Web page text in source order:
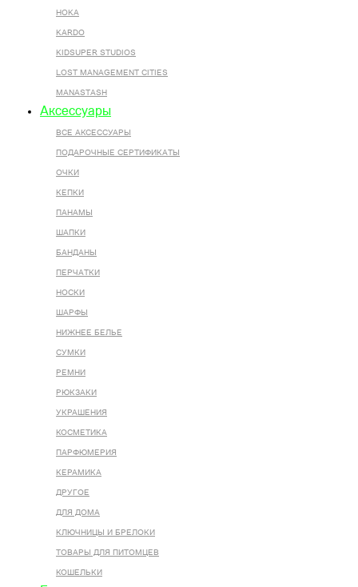
HOKA
KARDO
KIDSUPER STUDIOS
LOST MANAGEMENT CITIES
MANASTASH
Аксессуары
ВСЕ AКСЕССУАРЫ
ПОДАРОЧНЫЕ СЕРТИФИКАТЫ
ОЧКИ
КЕПКИ
ПАНАМЫ
ШАПКИ
БАНДАНЫ
ПЕРЧАТКИ
НОСКИ
ШАРФЫ
НИЖНЕЕ БЕЛЬЕ
СУМКИ
РЕМНИ
РЮКЗАКИ
УКРАШЕНИЯ
КОСМЕТИКА
ПАРФЮМЕРИЯ
КЕРАМИКА
ДРУГОЕ
ДЛЯ ДОМА
КЛЮЧНИЦЫ И БРЕЛОКИ
ТОВАРЫ ДЛЯ ПИТОМЦЕВ
КОШЕЛЬКИ